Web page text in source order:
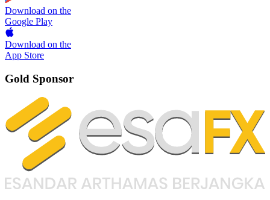
Download on the
Google Play
Download on the
App Store
Gold Sponsor